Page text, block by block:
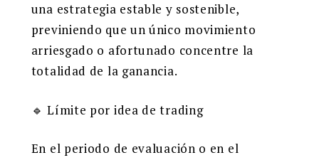
una estrategia estable y sostenible,
previniendo que un único movimiento
arriesgado o afortunado concentre la
totalidad de la ganancia.
🔹 Límite por idea de trading
En el periodo de evaluación o en el